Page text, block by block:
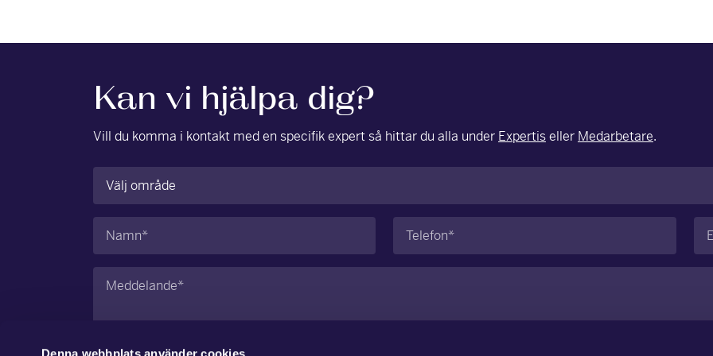
Denna webbplats använder cookies
Kan vi hjälpa dig?
Vill du komma i kontakt med en specifik expert så hittar du alla under Expertiseller Medarbetare.
Område (Obligatoriskt)
Namn (Obligatoriskt) Telefon (Obligatoriskt)
Meddelande (Obligatoriskt)